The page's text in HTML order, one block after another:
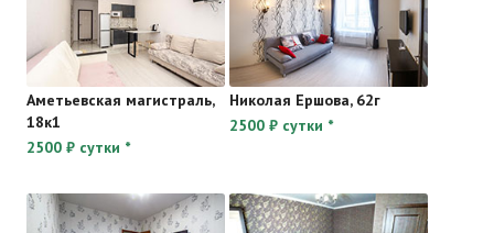
Аметьевская магистраль,
18к1
2500 ₽ сутки *
Николая Ершова, 62г
2500 ₽ сутки *